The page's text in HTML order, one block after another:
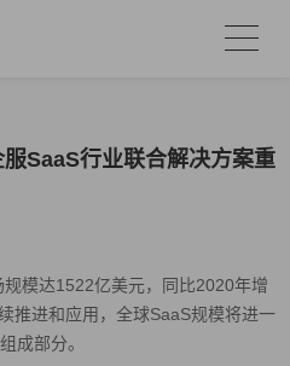
SaaS行业联合解决方案重
模达1522亿美元，同比2020年增
推进和应用，全球SaaS规模将进一
成部分。